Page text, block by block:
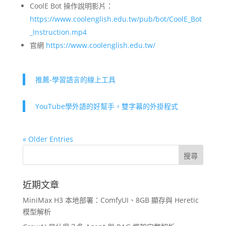
CoolE Bot 操作說明影片：
https://www.coolenglish.edu.tw/pub/bot/CoolE_Bot
_Instruction.mp4
官網 https://www.coolenglish.edu.tw/
推薦-學習語言的線上工具
YouTube學外語的好幫手，雙字幕的外掛程式
« Older Entries
近期文章
MiniMax H3 本地部署：ComfyUI、8GB 顯存與 Heretic
模型解析